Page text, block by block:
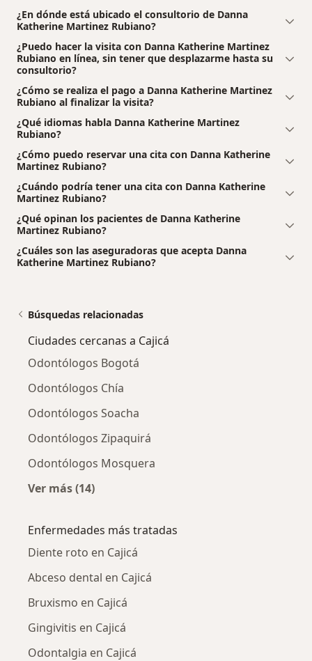
¿En dónde está ubicado el consultorio de Danna
Katherine Martinez Rubiano?
¿Puedo hacer la visita con Danna Katherine Martinez
Rubiano en línea, sin tener que desplazarme hasta su
consultorio?
¿Cómo se realiza el pago a Danna Katherine Martinez
Rubiano al finalizar la visita?
¿Qué idiomas habla Danna Katherine Martinez
Rubiano?
¿Cómo puedo reservar una cita con Danna Katherine
Martinez Rubiano?
¿Cuándo podría tener una cita con Danna Katherine
Martinez Rubiano?
¿Qué opinan los pacientes de Danna Katherine
Martinez Rubiano?
¿Cuáles son las aseguradoras que acepta Danna
Katherine Martinez Rubiano?
Búsquedas relacionadas
Ciudades cercanas a Cajicá
Odontólogos Bogotá
Odontólogos Chía
Odontólogos Soacha
Odontólogos Zipaquirá
Odontólogos Mosquera
Ver más (14)
Enfermedades más tratadas
Diente roto en Cajicá
Abceso dental en Cajicá
Bruxismo en Cajicá
Gingivitis en Cajicá
Odontalgia en Cajicá